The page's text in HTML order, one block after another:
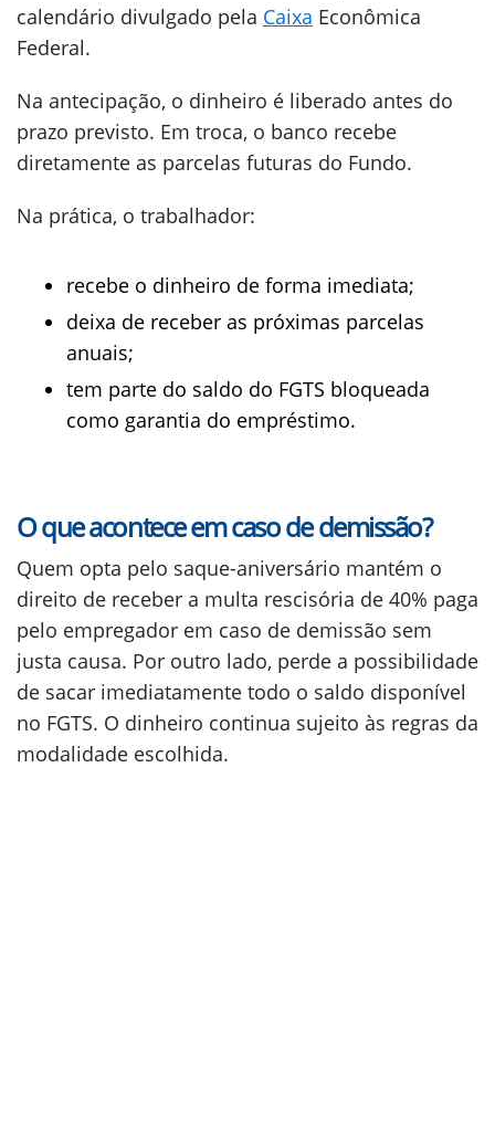
calendário divulgado pela Caixa Econômica
Federal.
Na antecipação, o dinheiro é liberado antes do
prazo previsto. Em troca, o banco recebe
diretamente as parcelas futuras do Fundo.
Na prática, o trabalhador:
recebe o dinheiro de forma imediata;
deixa de receber as próximas parcelas
anuais;
tem parte do saldo do FGTS bloqueada
como garantia do empréstimo.
O que acontece em caso de demissão?
Quem opta pelo saque-aniversário mantém o
direito de receber a multa rescisória de 40% paga
pelo empregador em caso de demissão sem
justa causa. Por outro lado, perde a possibilidade
de sacar imediatamente todo o saldo disponível
no FGTS. O dinheiro continua sujeito às regras da
modalidade escolhida.